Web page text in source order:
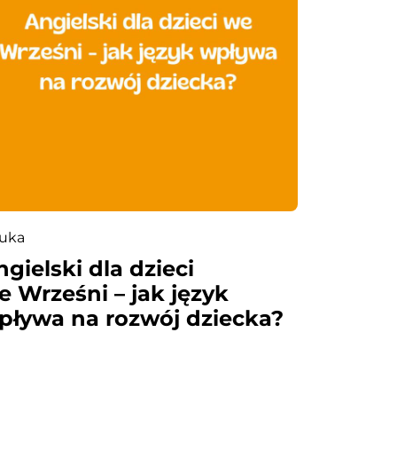
dla dzieci
Wrześni – jak język
na rozwój dziecka?